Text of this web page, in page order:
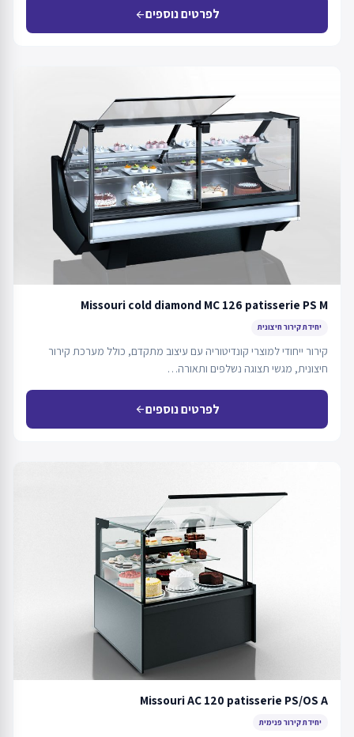
לפרטים נוספיםarrow_back
Missouri cold diamond MC 126 patisserie PS M
יחידת קירור חיצונית
קירור ייחודי למוצרי קונדיטוריה עם עיצוב מתקדם, כולל מערכת קירור
חיצונית, מגשי תצוגה נשלפים ותאורה…
לפרטים נוספיםarrow_back
Missouri AC 120 patisserie PS/OS A
יחידת קירור פנימית